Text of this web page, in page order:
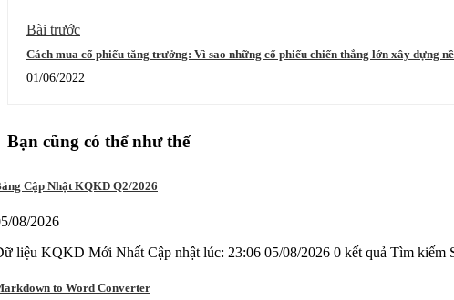
Bài trước
Cách mua cổ phiếu tăng trưởng: Vì sao những cổ phiếu chiến thắng lớn xây dựng
01/06/2022
Bạn cũng có thể như thế
Cập Nhật KQKD Q2/2026
08/2026
liệu KQKD Mới Nhất Cập nhật lúc: 23:06 05/08/2026 0 kết quả Tìm
to Word Converter